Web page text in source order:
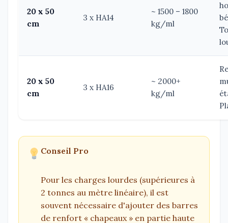
20 x 50
cm
3 x HA14
~ 1500 – 1800
kg/ml
20 x 50
cm
3 x HA16
~ 2000+
kg/ml
Conseil Pro
Pour les charges lourdes (supérieures à
2 tonnes au mètre linéaire), il est
souvent nécessaire d'ajouter des barres
de renfort « chapeaux » en partie haute